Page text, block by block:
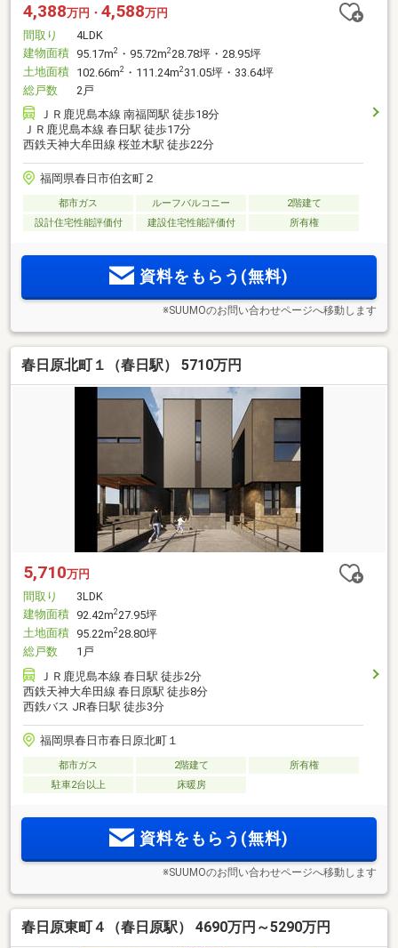
4,388万円・ 4,588万円
間取り
4LDK
建物面積 95.17m2 ・95.72m2 28.78坪・28.95坪
土地面積 102.66m2 ・111.24m2 31.05坪・33.64坪
総戸数
2戸
ＪＲ鹿児島本線 南福岡駅 徒歩18分
ＪＲ鹿児島本線 春日駅 徒歩17分
西鉄天神大牟田線 桜並木駅 徒歩22分
福岡県春日市伯玄町２
都市ガス ルーフバルコニー
2階建て
設計住宅性能評価付
建設住宅性能評価付 所有権
資料をもらう(無料)
※SUUMOのお問い合わせページへ移動します
春日原北町１（春日駅） 5710万円
5,710万円
間取り
3LDK
建物面積 92.42m227.95坪
土地面積 95.22m228.80坪
総戸数
1戸
ＪＲ鹿児島本線 春日駅 徒歩2分
西鉄天神大牟田線 春日原駅 徒歩8分
西鉄バス JR春日駅 徒歩3分
福岡県春日市春日原北町１
都市ガス 2階建て
所有権
駐車2台以上
床暖房
資料をもらう(無料)
※SUUMOのお問い合わせページへ移動します
春日原東町４（春日原駅） 4690万円～5290万円